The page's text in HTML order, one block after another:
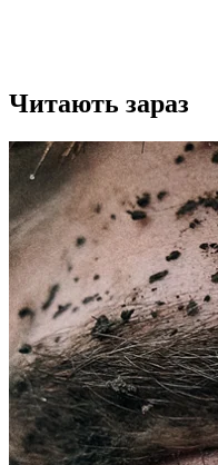
Читають зараз